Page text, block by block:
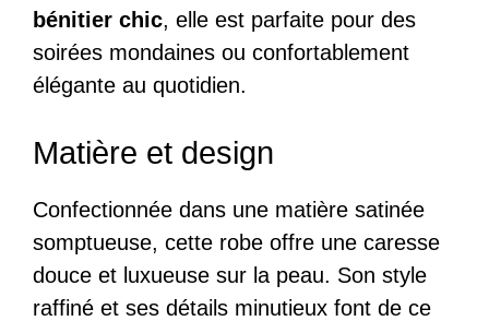
bénitier chic, elle est parfaite pour des
soirées mondaines ou confortablement
élégante au quotidien.
Matière et design
Confectionnée dans une matière satinée
somptueuse, cette robe offre une caresse
douce et luxueuse sur la peau. Son style
raffiné et ses détails minutieux font de ce